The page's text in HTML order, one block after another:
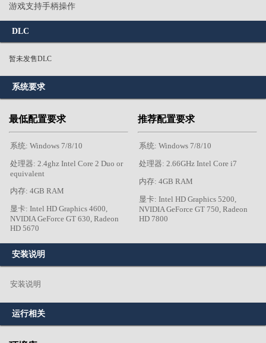
游戏支持手柄操作
DLC
暂未发售DLC
系统要求
最低配置要求
系统: Windows 7/8/10
处理器: 2.4ghz Intel Core 2 Duo or
equivalent
内存: 4GB RAM
显卡: Intel HD Graphics 4600,
NVIDIA GeForce GT 630, Radeon
HD 5670
推荐配置要求
系统: Windows 7/8/10
处理器: 2.66GHz Intel Core i7
内存: 4GB RAM
显卡: Intel HD Graphics 5200,
NVIDIA GeForce GT 750, Radeon
HD 7800
安装说明
安装说明
运行相关